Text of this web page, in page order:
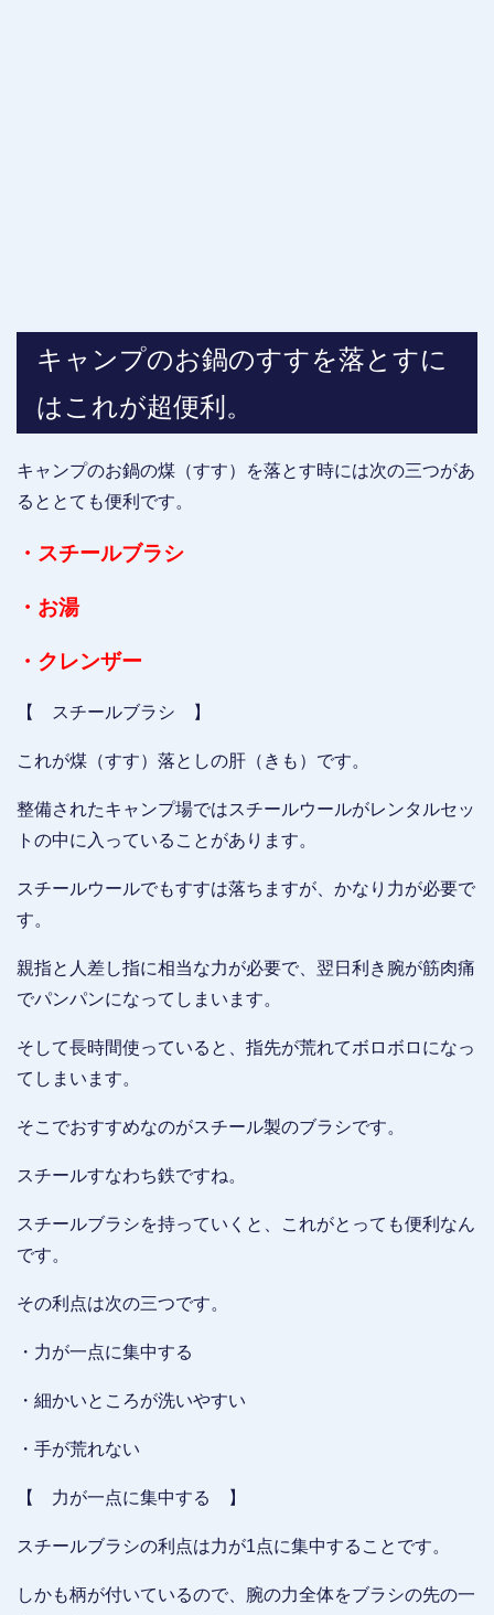
キャンプのお鍋のすすを落とすに
はこれが超便利。
キャンプのお鍋の煤（すす）を落とす時には次の三つがあ
るととても便利です。
・スチールブラシ
・お湯
・クレンザー
【 スチールブラシ 】
これが煤（すす）落としの肝（きも）です。
整備されたキャンプ場ではスチールウールがレンタルセッ
トの中に入っていることがあります。
スチールウールでもすすは落ちますが、かなり力が必要で
す。
親指と人差し指に相当な力が必要で、翌日利き腕が筋肉痛
でパンパンになってしまいます。
そして長時間使っていると、指先が荒れてボロボロになっ
てしまいます。
そこでおすすめなのがスチール製のブラシです。
スチールすなわち鉄ですね。
スチールブラシを持っていくと、これがとっても便利なん
です。
その利点は次の三つです。
・力が一点に集中する
・細かいところが洗いやすい
・手が荒れない
【 力が一点に集中する 】
スチールブラシの利点は力が1点に集中することです。
しかも柄が付いているので、腕の力全体をブラシの先の一